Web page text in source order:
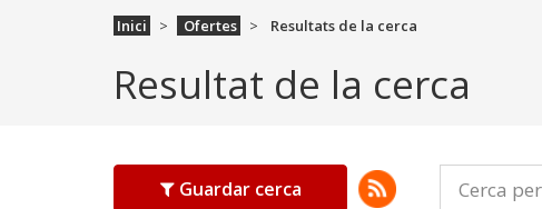
Inici Ofertes Resultats de la cerca
Resultat de la cerca
Guardar cerca